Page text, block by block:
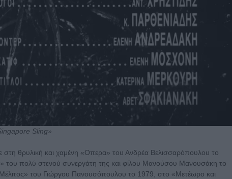
Sling»
στη θρυλική και χαμένη «Οπερα» του Ανδρέα Βελισσαρόπουλου το
του πολύ στενού συνεργάτη της και φίλου Μανούσου Μανουσάκη το
Μέλιτος» του Γιώργου Πανουσόπουλου το 1979, στο «Μετέωρο και